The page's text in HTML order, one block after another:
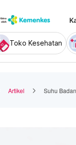
Toko Kesehatan
Artikel Suhu